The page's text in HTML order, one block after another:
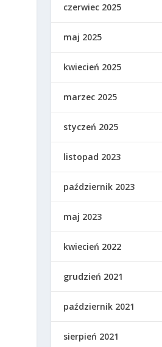
czerwiec 2025
maj 2025
kwiecień 2025
marzec 2025
styczeń 2025
listopad 2023
październik 2023
maj 2023
kwiecień 2022
grudzień 2021
październik 2021
sierpień 2021